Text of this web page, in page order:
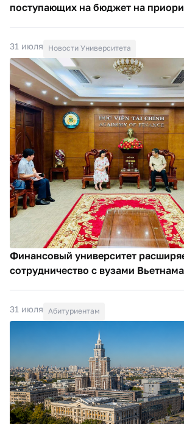
поступающих на бюджет на
31 июля Новости Университета
Финансовый университет
сотрудничество с вузами Вьетнама
31 июля Абитуриентам